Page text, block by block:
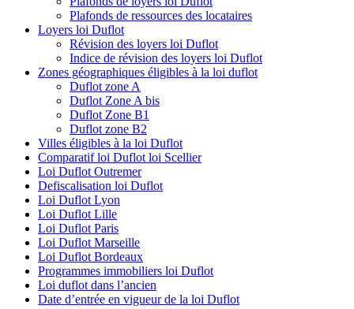
Plafonds de ressources des locataires
Loyers loi Duflot
Révision des loyers loi Duflot
Indice de révision des loyers loi Duflot
Zones géographiques éligibles à la loi duflot
Duflot zone A
Duflot Zone A bis
Duflot Zone B1
Duflot zone B2
Villes éligibles à la loi Duflot
Comparatif loi Duflot loi Scellier
Loi Duflot Outremer
Defiscalisation loi Duflot
Loi Duflot Lyon
Loi Duflot Lille
Loi Duflot Paris
Loi Duflot Marseille
Loi Duflot Bordeaux
Programmes immobiliers loi Duflot
Loi duflot dans l’ancien
Date d’entrée en vigueur de la loi Duflot